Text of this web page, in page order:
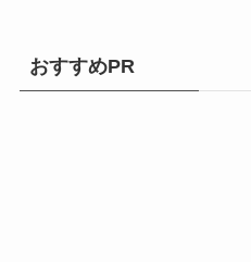
おすすめPR